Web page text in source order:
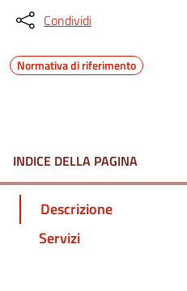
Condividi
Normativa di riferimento
INDICE DELLA PAGINA
Descrizione
Servizi